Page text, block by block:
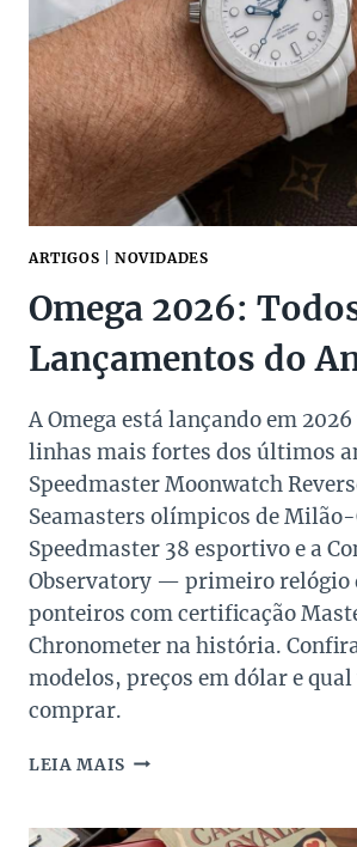
E
NAMORADAS DOS
JOGADORES
DA
SELEÇÃO
BRASILEIRA
ARTIGOS NOVIDADES
Omega 2026:
Lançamentos do
A Omega está lançando em
linhas mais fortes dos últimos
Speedmaster Moonwatch
Seamasters olímpicos de
Speedmaster 38 esportivo e a
Observatory — primeiro relógio
ponteiros com certificação
Chronometer na história.
modelos, preços em dólar e qual
comprar.
LEIA MAIS OMEGA
OS